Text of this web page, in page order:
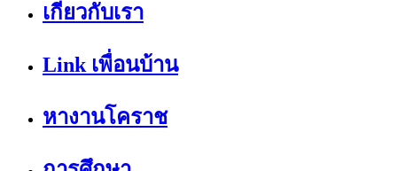
เกี่ยวกับเรา
Link เพื่อนบ้าน
หางานโคราช